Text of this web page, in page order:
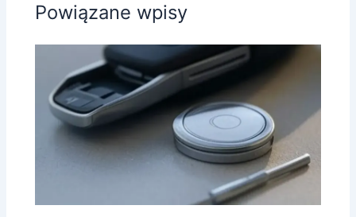
Powiązane wpisy